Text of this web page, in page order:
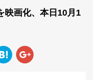
映画化、本日10月1